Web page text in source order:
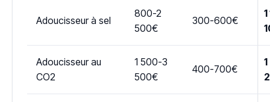
Adoucisseur à sel
800-2
500€
300-600€
Adoucisseur au
CO2
1 500-3
500€
400-700€